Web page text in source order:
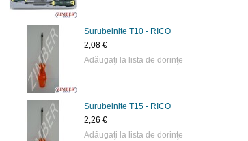
Surubelnite Т10 - RICO
2,08 €
Adăugaţi la lista de dorinţe
Surubelnite Т15 - RICO
2,26 €
Adăugaţi la lista de dorinţe
torx- T-10 -
FORCE.